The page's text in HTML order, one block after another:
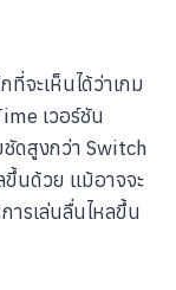
จะเห็นได้ว่าเกม
เวอร์ชัน
ดสูงกว่า Switch
ขึ้นด้วย แม้อาจจะ
ารเล่นลื่นไหลขึ้น